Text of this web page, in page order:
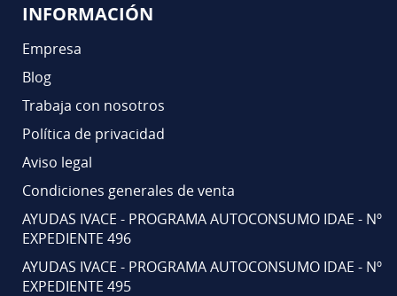
INFORMACIÓN
Empresa
Blog
Trabaja con nosotros
Política de privacidad
Aviso legal
Condiciones generales de venta
AYUDAS IVACE - PROGRAMA AUTOCONSUMO IDAE - Nº
EXPEDIENTE 496
AYUDAS IVACE - PROGRAMA AUTOCONSUMO IDAE - Nº
EXPEDIENTE 495